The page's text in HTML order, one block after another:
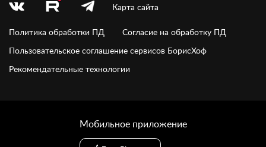
Карта сайта
Политика обработки ПД
Согласие на обработку ПД
Пользовательское соглашение сервисов БорисХоф
Рекомендательные технологии
Мобильное приложение